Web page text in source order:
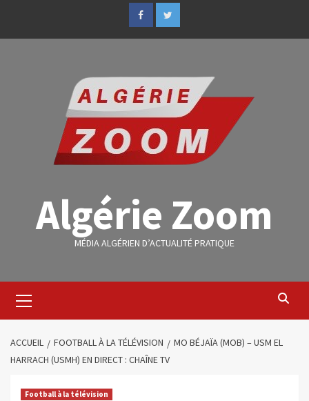
Algérie Zoom
MÉDIA ALGÉRIEN D’ACTUALITÉ PRATIQUE
ACCUEIL FOOTBALL À LA TÉLÉVISION
MO BÉJAÏA (MOB) – USM EL
HARRACH (USMH) EN DIRECT : CHAÎNE TV
Football à la télévision